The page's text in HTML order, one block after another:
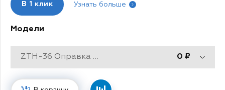
В 1 клик Узнать больше
Модели
ZTH-36 Оправка для инструмента 0